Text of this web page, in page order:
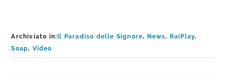
Archiviato in: Il Paradiso delle Signore, News, RaiPlay,
Soap, Video